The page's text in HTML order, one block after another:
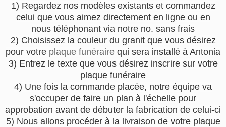
1) Regardez nos modèles existants et commandez
celui que vous aimez directement en ligne ou en
nous téléphonant via notre no. sans frais
2) Choisissez la couleur du granit que vous désirez
pour votre plaque funéraire qui sera installé à Antonia
3) Entrez le texte que vous désirez inscrire sur votre
plaque funéraire
4) Une fois la commande placée, notre équipe va
s'occuper de faire un plan à l'échelle pour
approbation avant de débuter la fabrication de celui-ci
5) Nous allons procéder à la livraison de votre plaque